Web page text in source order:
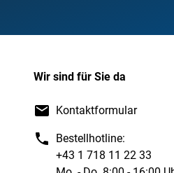
Wir sind für Sie da
Kontaktformular
Bestellhotline:
+43 1 718 11 22 33